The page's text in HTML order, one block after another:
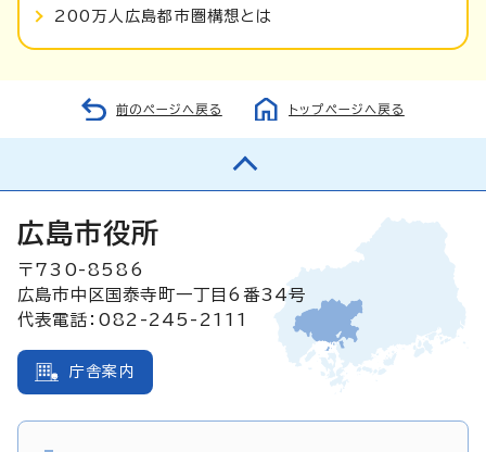
200万人広島都市圏構想とは
前のページへ戻る トップページへ戻る
広島市役所
〒730-8586
広島市中区国泰寺町一丁目6番34号
代表電話：082-245-2111
庁舎案内